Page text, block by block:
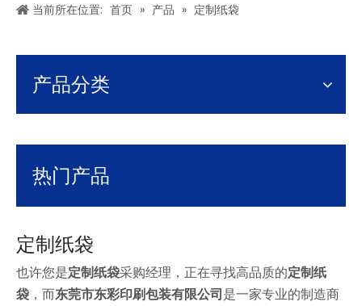
当前所在位置: 首页 » 产品 » 定制纸袋
产品分类
热门产品
定制纸袋
也许您是定制纸袋采购经理，正在寻找高品质的定制纸
袋 ，而东莞市东彩印刷包装有限公司是一家专业的制造商